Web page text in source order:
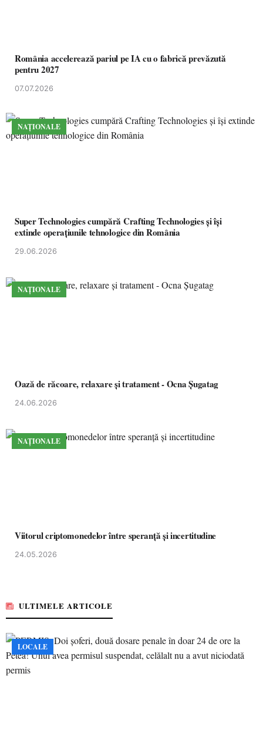
România accelerează pariul pe IA cu o fabrică prevăzută
pentru 2027
07.07.2026
NAȚIONALE
Super Technologies cumpără Crafting Technologies și își
extinde operațiunile tehnologice din România
29.06.2026
NAȚIONALE
Oază de răcoare, relaxare și tratament - Ocna Șugatag
24.06.2026
NAȚIONALE
Viitorul criptomonedelor între speranță și incertitudine
24.05.2026
ULTIMELE ARTICOLE
LOCALE